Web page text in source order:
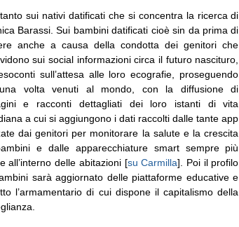
sui nativi datificati che si concentra la ricerca di
Barassi. Sui bambini datificati cioè sin da prima di
anche a causa della condotta dei genitori che
sui social informazioni circa il futuro nascituro,
sull’attesa alle loro ecografie, proseguendo
volta venuti al mondo, con la diffusione di
e racconti dettagliati dei loro istanti di vita
a cui si aggiungono i dati raccolti dalle tante app
dai genitori per monitorare la salute e la crescita
e dalle apparecchiature smart sempre più
all’interno delle abitazioni [su Carmilla]. Poi il profilo
sarà aggiornato delle piattaforme educative e
l’armamentario di cui dispone il capitalismo della